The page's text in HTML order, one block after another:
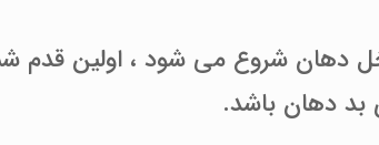
دهان شروع می شود ، اولین قدم
بد دهان باشد.